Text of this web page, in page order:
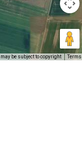
may be subject to copyright Terms